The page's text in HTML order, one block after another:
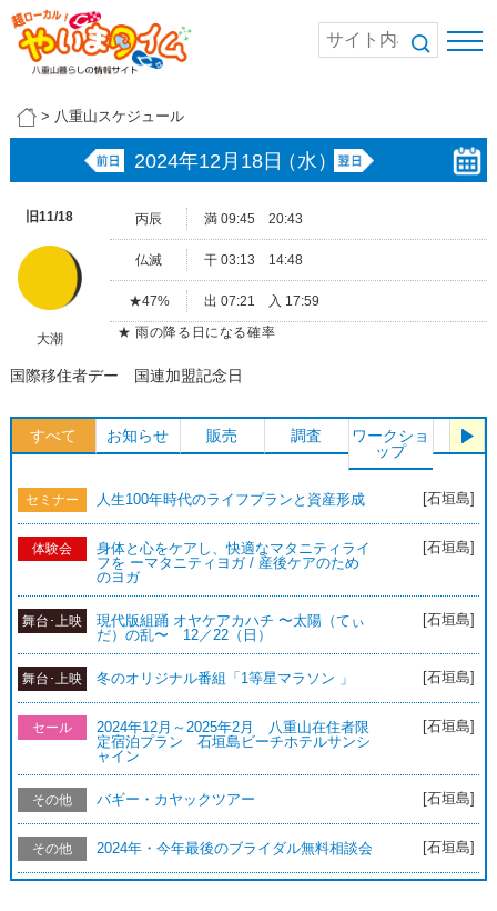
> 八重山スケジュール
2024年12月18日（水）
旧11/18
大潮
丙辰 満 09:45 20:43
仏滅 干 03:13 14:48
★47%
出 07:21 入 17:59
★ 雨の降る日になる確率
国際移住者デー 国連加盟記念日
すべて お知らせ 販売 調査
ワークショ
ップ
体験
セミナー 人生100年時代のライフプランと資産形成 [石垣島]
体験会
身体と心をケアし、快適なマタニティライ
フを ーマタニティヨガ / 産後ケアのため
のヨガ
[石垣島]
舞台･上映
現代版組踊 オヤケアカハチ 〜太陽（てぃ
だ）の乱〜 12／22（日）
[石垣島]
舞台･上映 冬のオリジナル番組「1等星マラソン 」 [石垣島]
セール
2024年12月～2025年2月 八重山在住者限
定宿泊プラン 石垣島ビーチホテルサンシ
ャイン
[石垣島]
その他 バギー・カヤックツアー [石垣島]
その他 2024年・今年最後のブライダル無料相談会 [石垣島]